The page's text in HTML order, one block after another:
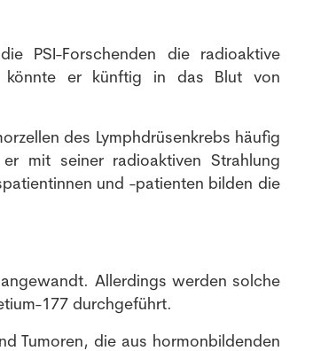
PSI-Forschenden die radioaktive
könnte er künftig in das Blut von
des Lymphdrüsenkrebs häufig
mit seiner radioaktiven Strahlung
und -patienten bilden die
Allerdings werden solche
177 durchgeführt.
Tumoren, die aus hormonbildenden
der Pharmazie und Medizin.